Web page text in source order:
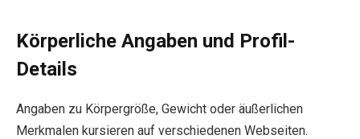
Körperliche Angaben und Profil-
Details
Angaben zu Körpergröße, Gewicht oder äußerlichen
Merkmalen kursieren auf verschiedenen Webseiten.